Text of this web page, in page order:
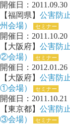
開催日：2011.09.30
【福岡県】 公害防
州会場）
セミナー
開催日：2011.10.20
【大阪府】 公害防
②会場）
セミナー
開催日：2012.01.26
【大阪府】 公害防
①会場）
セミナー
開催日：2011.10.21
【東京都】 公害防
③会場）
セミナー